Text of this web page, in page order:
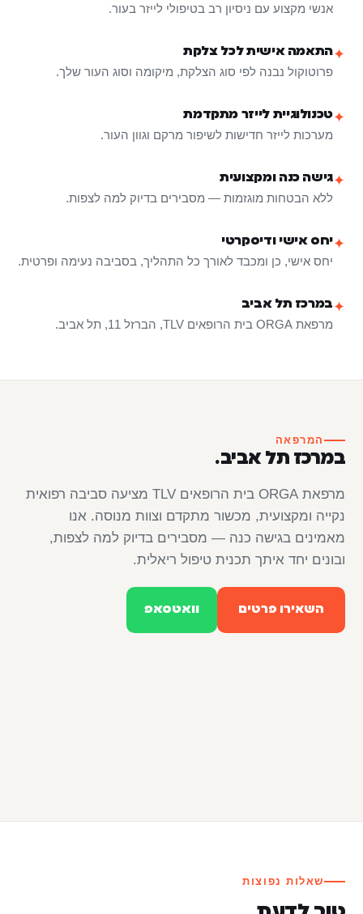
אנשי מקצוע עם ניסיון רב בטיפולי לייזר בעור.
✦התאמה אישית לכל צלקת
פרוטוקול נבנה לפי סוג הצלקת, מיקומה וסוג העור שלך.
✦טכנולוגיית לייזר מתקדמת
מערכות לייזר חדישות לשיפור מרקם וגוון העור.
✦גישה כנה ומקצועית
ללא הבטחות מוגזמות — מסבירים בדיוק למה לצפות.
✦יחס אישי ודיסקרטי
יחס אישי, כן ומכבד לאורך כל התהליך, בסביבה נעימה ופרטית.
✦במרכז תל אביב
מרפאת ORGA בית הרופאים TLV, הברזל 11, תל אביב.
המרפאה
במרכז תל אביב.
מרפאת ORGA בית הרופאים TLV מציעה סביבה רפואית
נקייה ומקצועית, מכשור מתקדם וצוות מנוסה. אנו
מאמינים בגישה כנה — מסבירים בדיוק למה לצפות,
ובונים יחד איתך תכנית טיפול ריאלית.
השאירו פרטים וואטסאפ
שאלות נפוצות